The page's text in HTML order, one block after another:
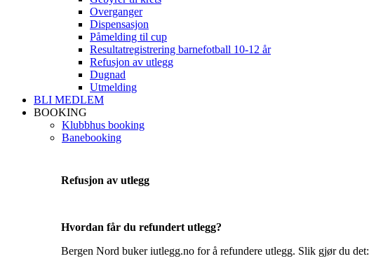
Overganger
Dispensasjon
Påmelding til cup
Resultatregistrering barnefotball 10-12 år
Refusjon av utlegg
Dugnad
Utmelding
BLI MEDLEM
BOOKING
Klubbhus booking
Banebooking
Refusjon av utlegg
Hvordan får du refundert utlegg?
Bergen Nord buker iutlegg.no for å refundere utlegg. Slik gjør du det: